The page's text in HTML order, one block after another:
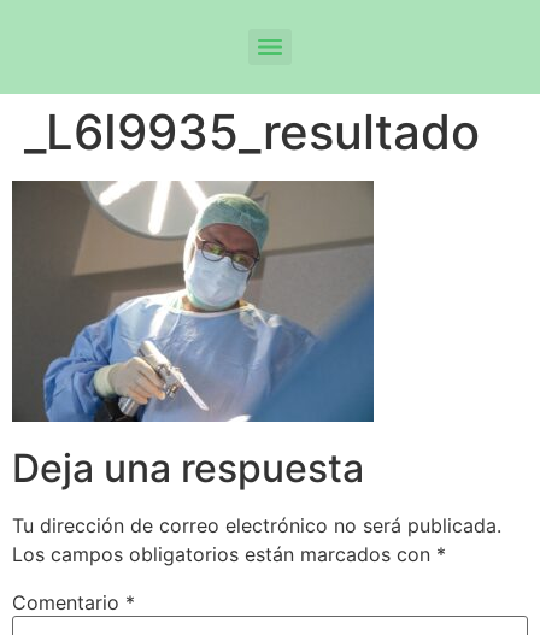
_L6I9935_resultado
Deja una respuesta
Tu dirección de correo electrónico no será publicada.
Los campos obligatorios están marcados con *
Comentario *